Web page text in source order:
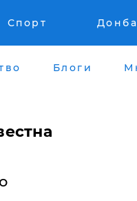
Спорт
Блоги